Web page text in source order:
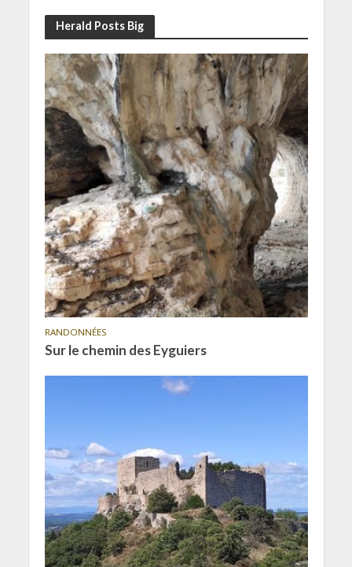
Herald Posts Big
RANDONNÉES
Sur le chemin des Eyguiers